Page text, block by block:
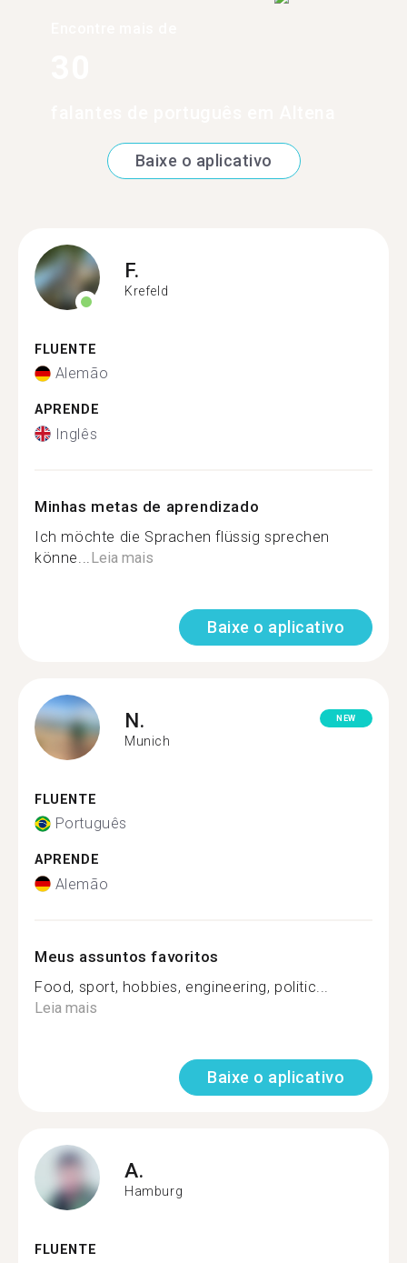
Baixe o aplicativo
F.
Krefeld
FLUENTE
Alemão
APRENDE
Inglês
Minhas metas de aprendizado
Ich möchte die Sprachen flüssig sprechen
könne... Leia mais
Baixe o aplicativo
N.
Munich
NEW
FLUENTE
Português
APRENDE
Alemão
Meus assuntos favoritos
Food, sport, hobbies, engineering, politic...
Leia mais
Baixe o aplicativo
A.
Hamburg
FLUENTE